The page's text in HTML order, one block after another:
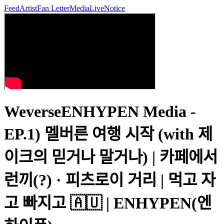
FeedArtistFan LetterMediaLiveNotice
WeverseENHYPEN Media -
EP.1) 멜버른 여행 시작 (with 제
이크의 믿거나 말거나) | 카페에서
런끼(?) · 피츠로이 거리 | 먹고 자
고 빠지고 🇦🇺 | ENHYPEN(엔